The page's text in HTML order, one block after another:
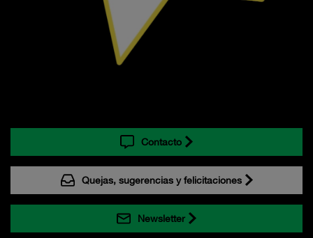
Contacto
Quejas, sugerencias y felicitaciones
Newsletter